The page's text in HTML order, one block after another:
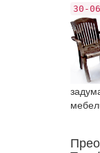
30-